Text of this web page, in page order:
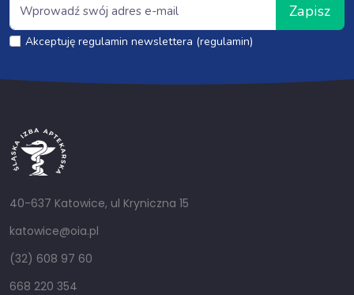
Zapisz
Akceptuję regulamin newslettera (regulamin)
40-637 Katowice, ul Kryniczna 15
katowice@oia.pl
(32) 608 97 60
668 220 354